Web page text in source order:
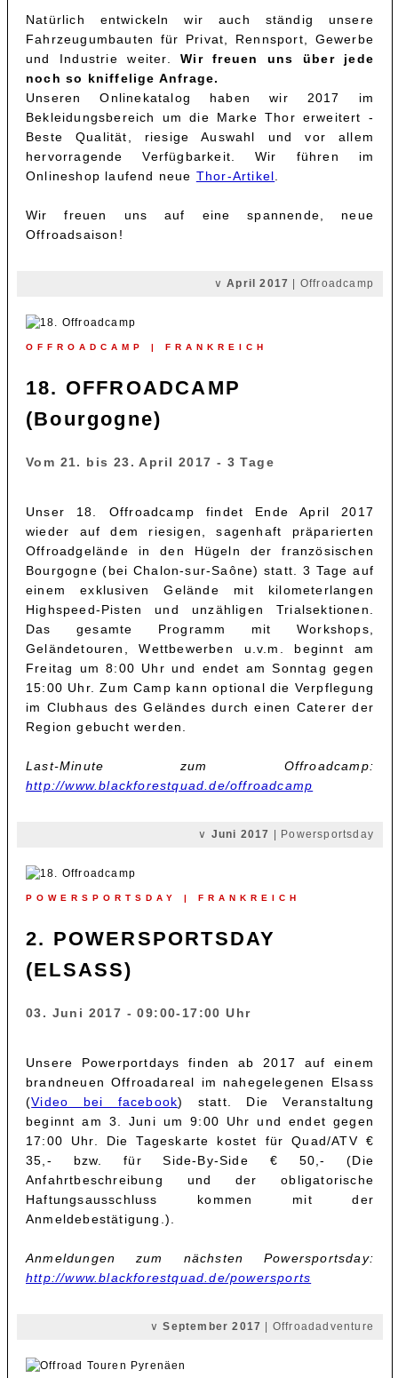
Natürlich entwickeln wir auch ständig unsere
Fahrzeugumbauten für Privat, Rennsport, Gewerbe
und Industrie weiter.Wir freuen uns über jede
noch so kniffelige Anfrage.
Unseren Onlinekatalog haben wir 2017 im
Bekleidungsbereich um die Marke Thor erweitert -
Beste Qualität, riesige Auswahl und vor allem
hervorragende Verfügbarkeit. Wir führen im
Onlineshop laufend neue Thor-Artikel
Wir freuen uns auf eine spannende, neue
Offroadsaison!
∨April 2017 | Offroadcamp
OFFROADCAMP | FRANKREICH
18. OFFROADCAMP
(Bourgogne)
Vom 21. bis 23. April 2017 - 3 Tage
Unser 18. Offroadcamp findet Ende April 2017
wieder auf dem riesigen, sagenhaft präparierten
Offroadgelände in den Hügeln der französischen
Bourgogne (bei Chalon-sur-Saône) statt. 3 Tage auf
einem exklusiven Gelände mit kilometerlangen
Highspeed-Pisten und unzähligen Trialsektionen.
Das gesamte Programm mit Workshops,
Geländetouren, Wettbewerben u.v.m. beginnt am
Freitag um 8:00 Uhr und endet am Sonntag gegen
15:00 Uhr. Zum Camp kann optional die Verpflegung
im Clubhaus des Geländes durch einen Caterer der
Region gebucht werden.
Last-Minute zum Offroadcamp:
http://www.blackforestquad.de/offroadcamp
∨ Juni 2017 | Powersportsday
POWERSPORTSDAY | FRANKREICH
2. POWERSPORTSDAY
(ELSASS)
03. Juni 2017 - 09:00-17:00 Uhr
Unsere Powerportdays finden ab 2017 auf einem
brandneuen Offroadareal im nahegelegenen Elsass
(Video bei facebook) statt. Die Veranstaltung
beginnt am 3. Juni um 9:00 Uhr und endet gegen
17:00 Uhr. Die Tageskarte kostet für Quad/ATV €
35,- bzw. für Side-By-Side € 50,- (Die
Anfahrtbeschreibung und der obligatorische
Haftungsausschluss kommen mit der
Anmeldebestätigung.).
Anmeldungen zum nächsten Powersportsday:
http://www.blackforestquad.de/powersports
∨September 2017 | Offroadadventure